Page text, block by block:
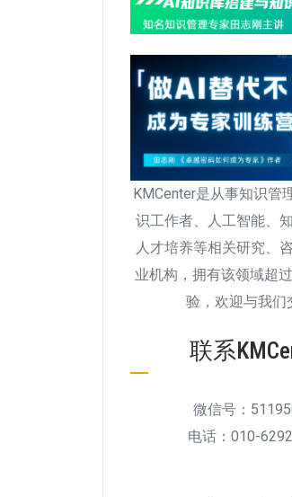
KMCenter是从事知识管
识工作者、人工智能、
人才培养等相关研究、
业机构，拥有该领域超
验，欢迎与我们
联系
微信号：
电话：010-